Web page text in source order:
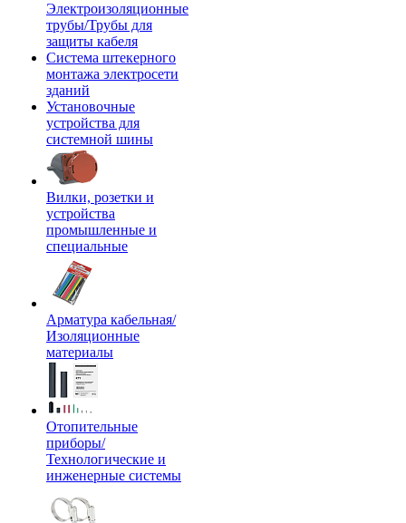
Электроизоляционные
трубы/Трубы для
защиты кабеля
Система штекерного
монтажа электросети
зданий
Установочные
устройства для
системной шины
Вилки, розетки и
устройства
промышленные и
специальные
Арматура кабельная/
Изоляционные
материалы
Отопительные
приборы/
Технологические и
инженерные системы